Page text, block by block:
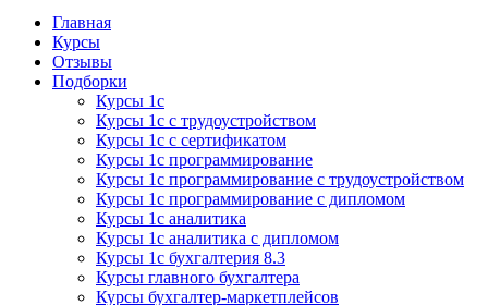
Главная
Курсы
Отзывы
Подборки
Курсы 1с
Курсы 1с с трудоустройством
Курсы 1с с сертификатом
Курсы 1с программирование
Курсы 1с программирование с трудоустройством
Курсы 1с программирование с дипломом
Курсы 1с аналитика
Курсы 1с аналитика с дипломом
Курсы 1с бухгалтерия 8.3
Курсы главного бухгалтера
Курсы бухгалтер-маркетплейсов